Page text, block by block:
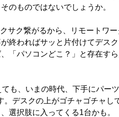
のものではないでしょうか。
サク繋がるから、リモートワー
終わればサッと片付けてデス
「パソコンどこ？」と存在す
も、いまの時代、下手にパーツ
デスクの上がゴチャゴチャし
選択肢に入ってくる1台かも。